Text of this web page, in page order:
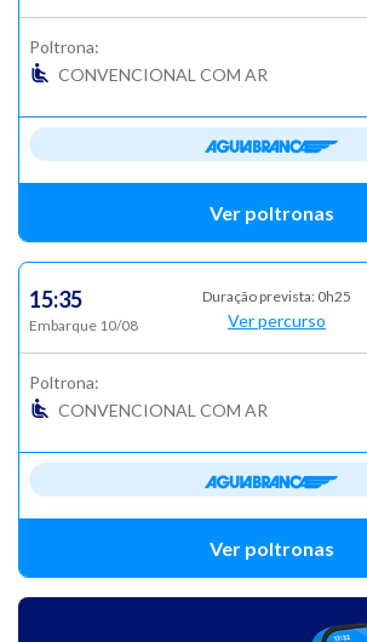
Poltrona:
CONVENCIONAL COM AR
Ver poltronas
15:35
Embarque 10/08
Duração prevista: 0h25
Ver percurso
Poltrona:
CONVENCIONAL COM AR
Ver poltronas